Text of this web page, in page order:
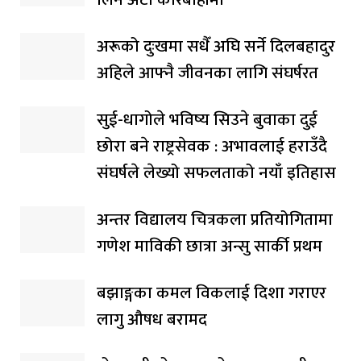
अरूको दुःखमा सधैँ अघि सर्ने दिलबहादुर
अहिले आफ्नै जीवनका लागि संघर्षरत
सुई-धागोले भविष्य सिउने बुवाका दुई
छोरा बने राष्ट्रसेवक : अभावलाई हराउँदै
संघर्षले लेख्यो सफलताको नयाँ इतिहास
अन्तर विद्यालय चित्रकला प्रतियोगितामा
गणेश माविकी छात्रा अन्सु सार्की प्रथम
बझाङ्गका कमल विकलाई दिशा गराएर
लागु औषध बरामद